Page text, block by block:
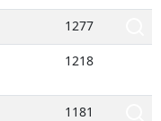
1277
1218
1181